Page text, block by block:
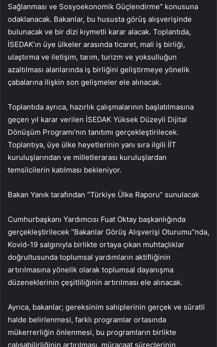
Sağlanması ve Sosyoekonomik Güçlendirme” konusuna
odaklanacak. Bakanlar, bu hususta görüş alışverişinde
bulunacak ve bir dizi kıymetli karar alacak. Toplantıda,
İSEDAK’ın üye ülkeler arasında ticaret, mali iş birliği,
ulaştırma ve iletişim, tarım, turizm ve yoksulluğun
azaltılması alanlarında iş birliğini geliştirmeye yönelik
çabalarına ilişkin son gelişmeler ele alınacak.
Toplantıda ayrıca, hazırlık çalışmalarının başlatılmasına
geçen yıl karar verilen İSEDAK Yüksek Düzeyli Dijital
Dönüşüm Programı’nın tanıtımı gerçekleştirilecek.
Toplantıya, üye ülke heyetlerinin yanı sıra ilgili İİT
kuruluşlarından ve milletlerarası kuruluşlardan
temsilcilerin katılması bekleniyor.
Bakan Yanık tarafından “Türkiye Ülke Raporu” sunulacak
Cumhurbaşkanı Yardımcısı Fuat Oktay başkanlığında
gerçekleştirilecek “Bakanlar Görüş Alışverişi Oturumu”nda,
Kovid-19 salgınıyla birlikte ortaya çıkan muhtaçlıklar
doğrultusunda toplumsal yardımların aktifliğinin
artırılmasına yönelik olarak toplumsal dayanışma
düzeneklerinin çeşitliliğinin artırılması ele alınacak.
Ayrıca, bakanlar; gereksinim sahiplerinin gerçek ve süratli
halde belirlenmesi, farklı programlar ortasında
mükerrerliğin önlenmesi, bu programların birlikte
çalışabilirliğinin artırılması, müracaat süreçlerinin